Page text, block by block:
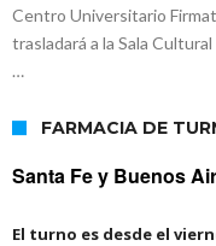
Vilela
Firmat: “Codo a
golosinas para
Vuelve el básquet:
Centro Universitario
trasladará a la Sala
…
FARMACIA DE
Santa Fe y Buenos
El turno es desde el